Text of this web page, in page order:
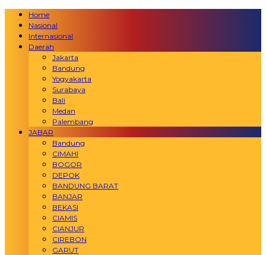
Home
Nasional
Internasional
Daerah
Jakarta
Bandung
Yogyakarta
Surabaya
Bali
Medan
Palembang
JABAR
Bandung
CIMAHI
BOGOR
DEPOK
BANDUNG BARAT
BANJAR
BEKASI
CIAMIS
CIANJUR
CIREBON
GARUT